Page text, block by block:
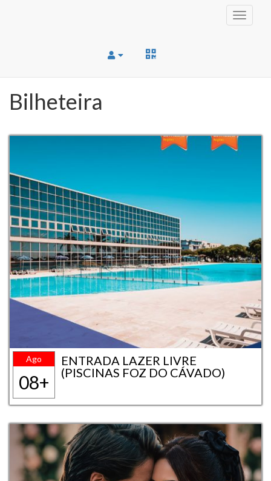
Toggle
Bilheteira
Ago
08+
ENTRADA LAZER LIVRE
(PISCINAS FOZ DO CÁVADO)